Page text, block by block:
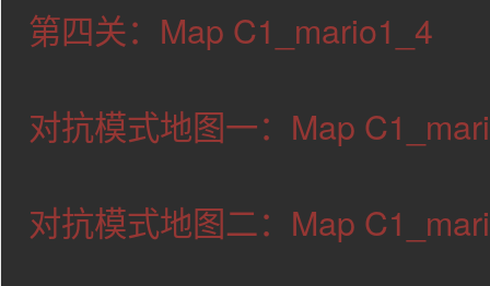
第四关：Map C1_mario1_4
对抗模式地图一：Map
对抗模式地图二：Map